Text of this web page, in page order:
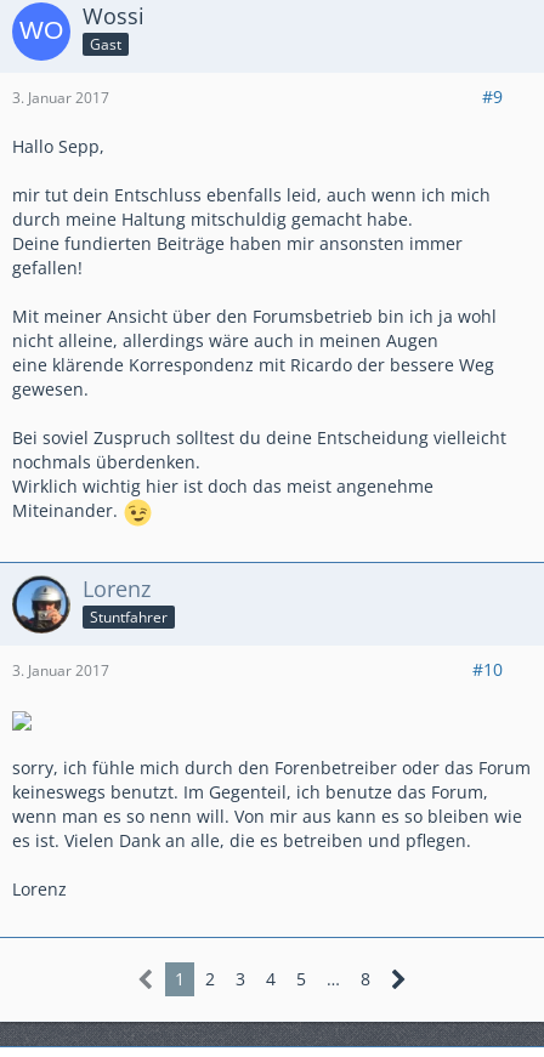
Wossi
Gast
3. Januar 2017 #9
Hallo Sepp,
mir tut dein Entschluss ebenfalls leid, auch wenn ich mich
durch meine Haltung mitschuldig gemacht habe.
Deine fundierten Beiträge haben mir ansonsten immer
gefallen!
Mit meiner Ansicht über den Forumsbetrieb bin ich ja wohl
nicht alleine, allerdings wäre auch in meinen Augen
eine klärende Korrespondenz mit Ricardo der bessere Weg
gewesen.
Bei soviel Zuspruch solltest du deine Entscheidung vielleicht
nochmals überdenken.
Wirklich wichtig hier ist doch das meist angenehme
Miteinander.
Lorenz
Stuntfahrer
3. Januar 2017 #10
sorry, ich fühle mich durch den Forenbetreiber oder das Forum
keineswegs benutzt. Im Gegenteil, ich benutze das Forum,
wenn man es so nenn will. Von mir aus kann es so bleiben wie
es ist. Vielen Dank an alle, die es betreiben und pflegen.
Lorenz
1 2 3 4 5 … 8